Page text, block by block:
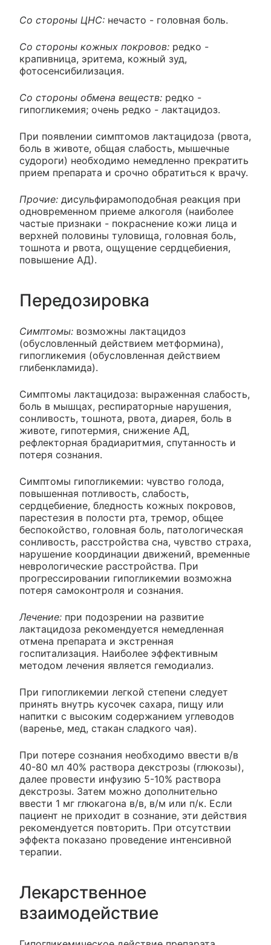
Со стороны ЦНС: нечасто - головная боль.
Со стороны кожных покровов: редко -
крапивница, эритема, кожный зуд,
фотосенсибилизация.
Со стороны обмена веществ: редко -
гипогликемия; очень редко - лактацидоз.
При появлении симптомов лактацидоза (рвота,
боль в животе, общая слабость, мышечные
судороги) необходимо немедленно прекратить
прием препарата и срочно обратиться к врачу.
Прочие: дисульфирамоподобная реакция при
одновременном приеме алкоголя (наиболее
частые признаки - покраснение кожи лица и
верхней половины туловища, головная боль,
тошнота и рвота, ощущение сердцебиения,
повышение АД).
Передозировка
Симптомы: возможны лактацидоз
(обусловленный действием метформина),
гипогликемия (обусловленная действием
глибенкламида).
Симптомы лактацидоза: выраженная слабость,
боль в мышцах, респираторные нарушения,
сонливость, тошнота, рвота, диарея, боль в
животе, гипотермия, снижение АД,
рефлекторная брадиаритмия, спутанность и
потеря сознания.
Симптомы гипогликемии: чувство голода,
повышенная потливость, слабость,
сердцебиение, бледность кожных покровов,
парестезия в полости рта, тремор, общее
беспокойство, головная боль, патологическая
сонливость, расстройства сна, чувство страха,
нарушение координации движений, временные
неврологические расстройства. При
прогрессировании гипогликемии возможна
потеря самоконтроля и сознания.
Лечение: при подозрении на развитие
лактацидоза рекомендуется немедленная
отмена препарата и экстренная
госпитализация. Наиболее эффективным
методом лечения является гемодиализ.
При гипогликемии легкой степени следует
принять внутрь кусочек сахара, пищу или
напитки с высоким содержанием углеводов
(варенье, мед, стакан сладкого чая).
При потере сознания необходимо ввести в/в
40-80 мл 40% раствора декстрозы (глюкозы),
далее провести инфузию 5-10% раствора
декстрозы. Затем можно дополнительно
ввести 1 мг глюкагона в/в, в/м или п/к. Если
пациент не приходит в сознание, эти действия
рекомендуется повторить. При отсутствии
эффекта показано проведение интенсивной
терапии.
Лекарственное
взаимодействие